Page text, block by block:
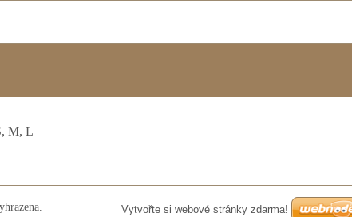
M, L
Vytvořte si webové stránky zdarma!